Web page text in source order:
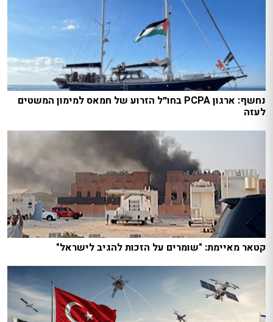
נחשף: ארגון PCPA בחו״ל הזרוע של חמאס למימון המשטים
לעזה
קטאר מאיימת: "שומרים על הזכות להגיב לישראל"